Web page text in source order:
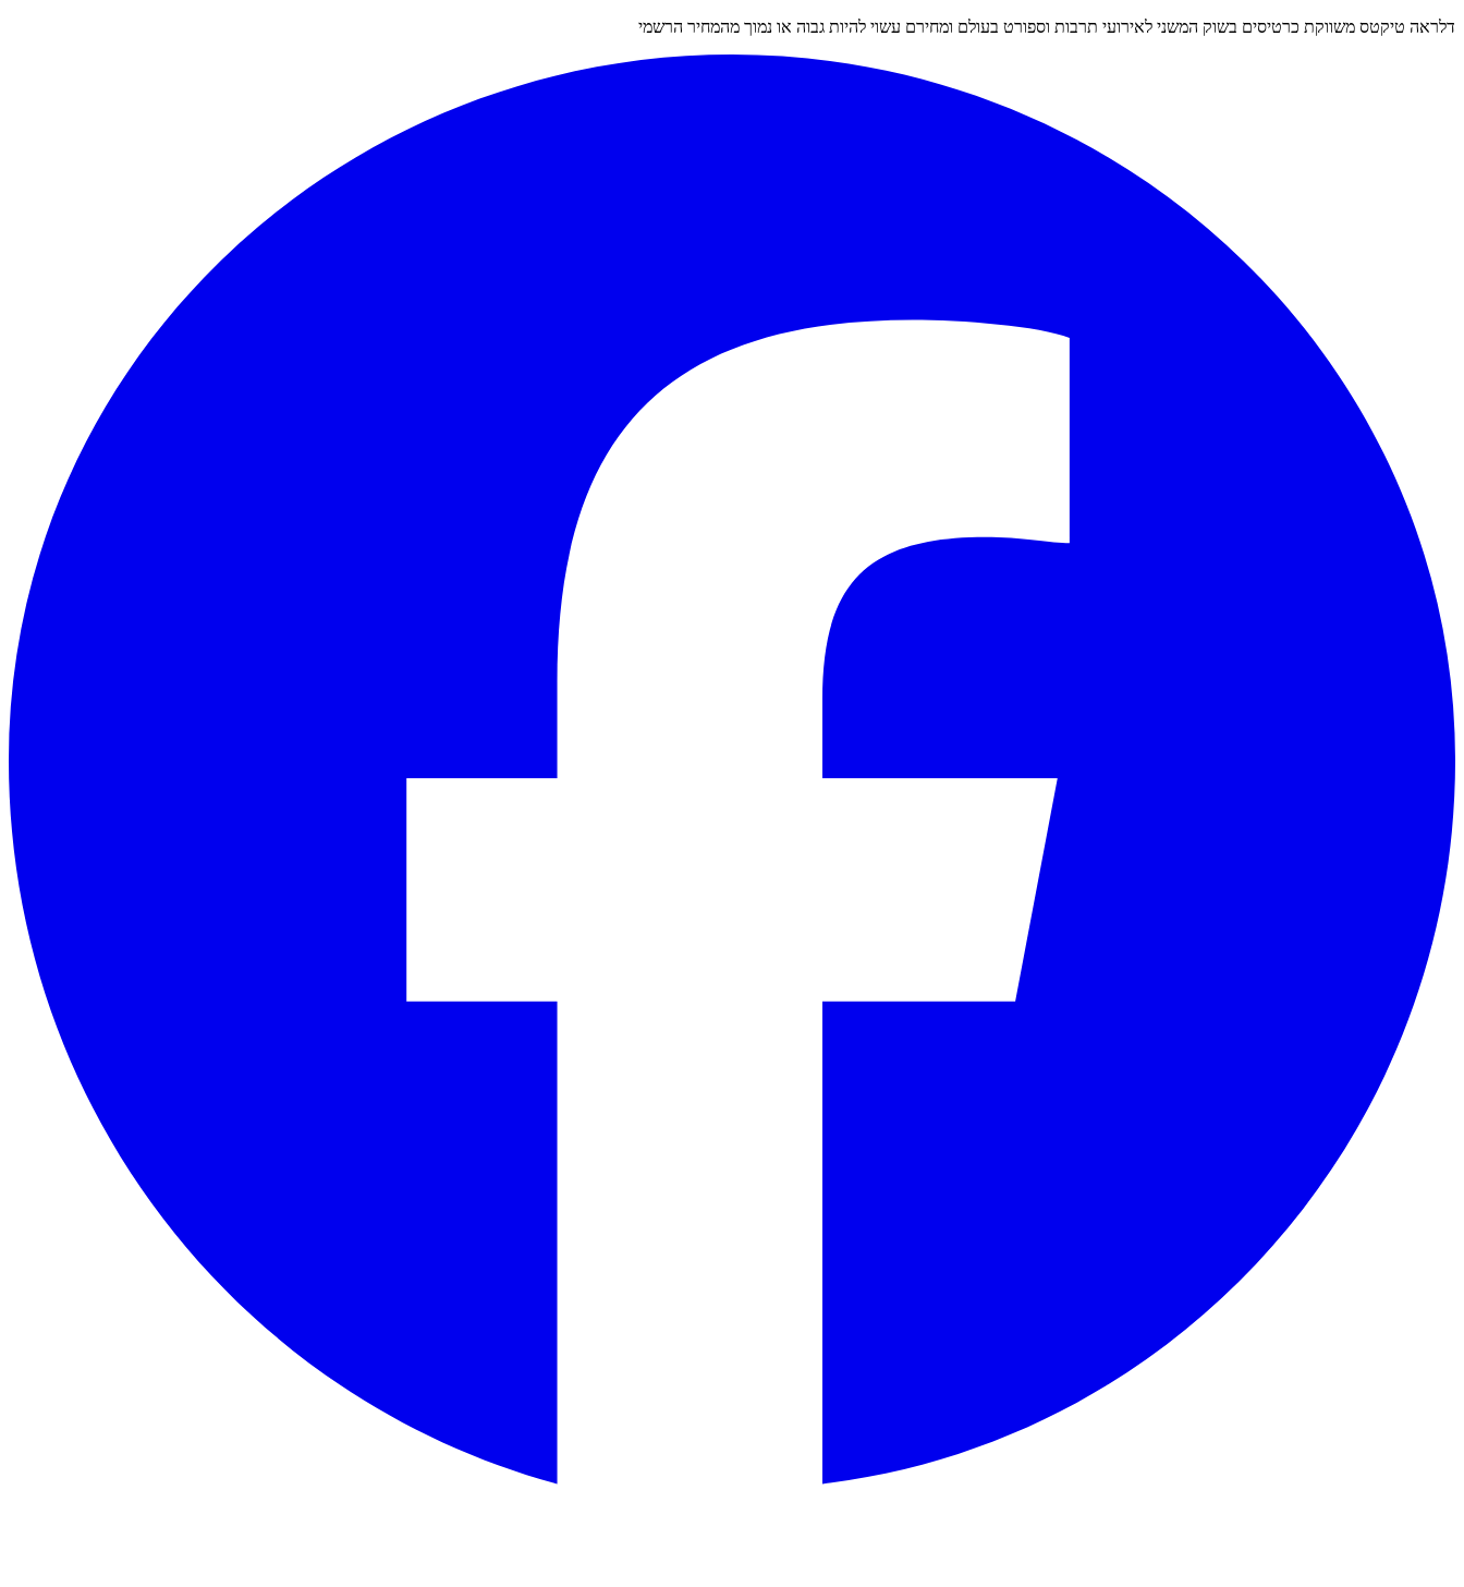
דלראה טיקטס משווקת כרטיסים בשוק המשני לאירועי תרבות וספורט בעולם ומחירם עשוי להיות גבוה או נמוך מהמחיר הרשמי